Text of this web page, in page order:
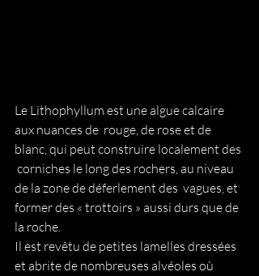
Le Lithophyllum est une algue calcaire
aux nuances de  rouge, de rose et de
blanc, qui peut construire localement des
corniches le long des rochers, au niveau
de la zone de déferlement des  vagues, et
former des « trottoirs » aussi durs que de
la roche.
Il est revêtu de petites lamelles dressées
et abrite de nombreuses alvéoles où